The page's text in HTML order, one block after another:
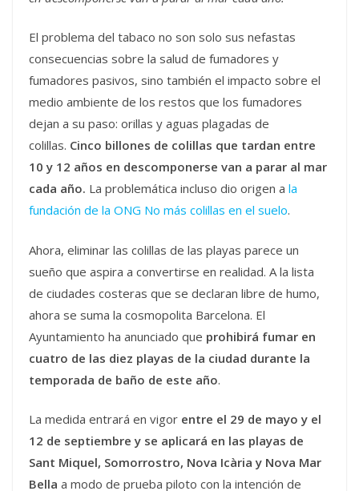
El problema del tabaco no son solo sus nefastas
consecuencias sobre la salud de fumadores y
fumadores pasivos, sino también el impacto sobre el
medio ambiente de los restos que los fumadores
dejan a su paso: orillas y aguas plagadas de
colillas. Cinco billones de colillas que tardan entre
10 y 12 años en descomponerse van a parar al mar
cada año. La problemática incluso dio origen a la
fundación de la ONG No más colillas en el suelo.
Ahora, eliminar las colillas de las playas parece un
sueño que aspira a convertirse en realidad. A la lista
de ciudades costeras que se declaran libre de humo,
ahora se suma la cosmopolita Barcelona. El
Ayuntamiento ha anunciado que prohibirá fumar en
cuatro de las diez playas de la ciudad durante la
temporada de baño de este año.
La medida entrará en vigor entre el 29 de mayo y el
12 de septiembre y se aplicará en las playas de
Sant Miquel, Somorrostro, Nova Icària y Nova Mar
Bella a modo de prueba piloto con la intención de